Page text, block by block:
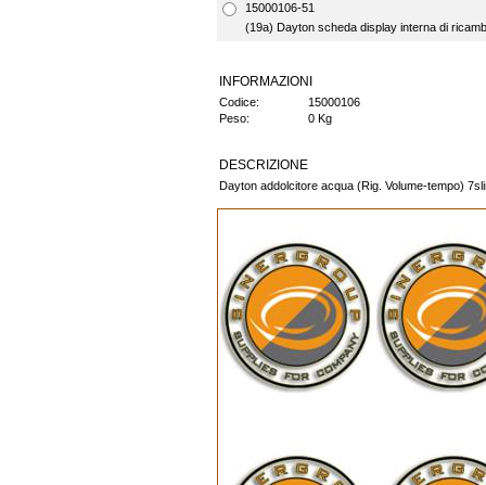
15000106-51
(19a) Dayton scheda display interna di
INFORMAZIONI
Codice:
15000106
Peso:
0 Kg
DESCRIZIONE
Dayton addolcitore acqua (Rig. Volume-tempo)